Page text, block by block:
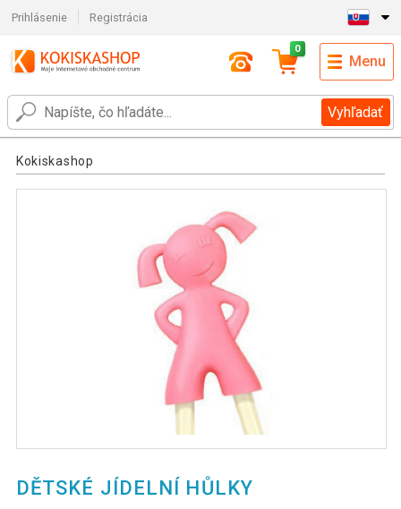
Prihlásenie Registrácia
Vyhľadať
0
Menu
Kokiskashop
DĚTSKÉ JÍDELNÍ HŮLKY